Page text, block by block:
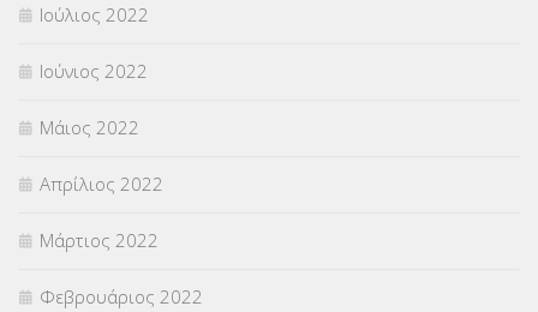
Ιούλιος 2022
Ιούνιος 2022
Μάιος 2022
Απρίλιος 2022
Μάρτιος 2022
Φεβρουάριος 2022